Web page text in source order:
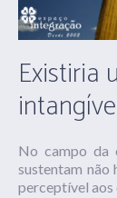
Existiria
No campo da
sustentam não
perceptível aos